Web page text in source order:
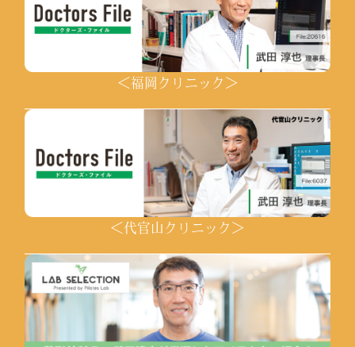
＜福岡クリニック＞
＜代官山クリニック＞